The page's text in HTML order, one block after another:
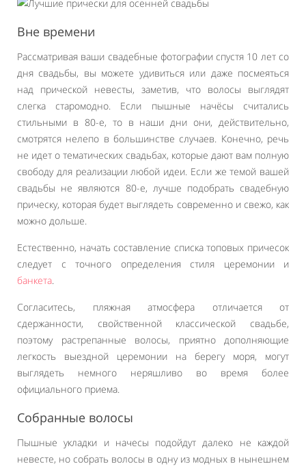
Вне времени
Рассматривая ваши свадебные фотографии спустя 10 лет со
дня свадьбы, вы можете удивиться или даже посмеяться
над прической невесты, заметив, что волосы выглядят
слегка старомодно. Если пышные начёсы считались
стильными в 80-е, то в наши дни они, действительно,
смотрятся нелепо в большинстве случаев. Конечно, речь
не идет о тематических свадьбах, которые дают вам полную
свободу для реализации любой идеи. Если же темой вашей
свадьбы не являются 80-е, лучше подобрать свадебную
прическу, которая будет выглядеть современно и свежо, как
можно дольше.
Естественно, начать составление списка топовых причесок
следует с точного определения стиля церемонии и
банкета.
Согласитесь, пляжная атмосфера отличается от
сдержанности, свойственной классической свадьбе,
поэтому растрепанные волосы, приятно дополняющие
легкость выездной церемонии на берегу моря, могут
выглядеть немного неряшливо во время более
официального приема.
Собранные волосы
Пышные укладки и начесы подойдут далеко не каждой
невесте, но собрать волосы в одну из модных в нынешнем